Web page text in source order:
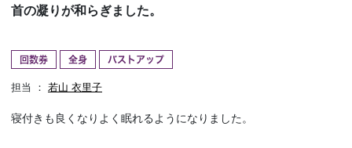
予約確認
首の凝りが和らぎました。
回数券 全身 バストアップ
担当 ： 若山 衣里子
寝付きも良くなりよく眠れるようになりました。